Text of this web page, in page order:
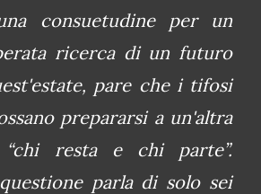
consuetudine per un
ricerca di un futuro
pare che i tifosi
prepararsi a un'altra
resta e chi parte”.
parla di solo sei